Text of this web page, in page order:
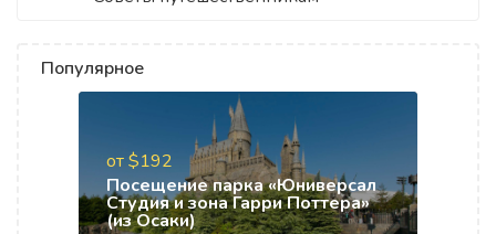
Популярное
от $192
Посещение парка «Юниверсал
Студия и зона Гарри Поттера»
(из Осаки)